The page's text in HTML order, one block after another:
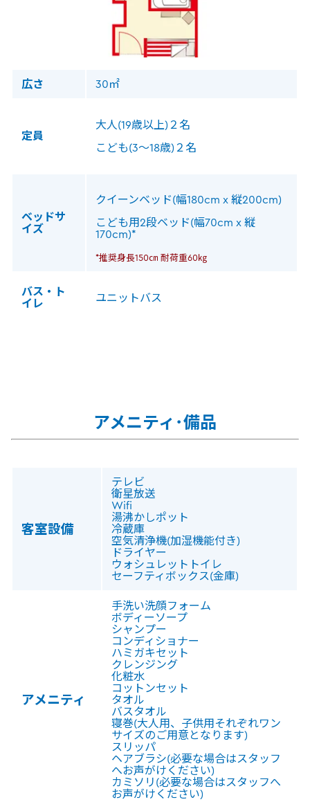
広さ 30㎡
定員
大人(19歳以上)２名
こども(3～18歳)２名
ベッドサ
イズ
クイーンベッド(幅180cm x 縦200cm)
こども用2段ベッド(幅70cm x 縦
170cm)*
*推奨身長150㎝ 耐荷重60㎏
バス・ト
イレ
ユニットバス
アメニティ･備品
客室設備
テレビ
衛星放送
Wifi
湯沸かしポット
冷蔵庫
空気清浄機(加湿機能付き)
ドライヤー
ウォシュレットトイレ
セーフティボックス(金庫)
アメニティ
手洗い洗顔フォーム
ボディーソープ
シャンプー
コンディショナー
ハミガキセット
クレンジング
化粧水
コットンセット
タオル
バスタオル
寝巻(大人用、子供用それぞれワン
サイズのご用意となります)
スリッパ
ヘアブラシ(必要な場合はスタッフ
へお声がけください)
カミソリ(必要な場合はスタッフへ
お声がけください)